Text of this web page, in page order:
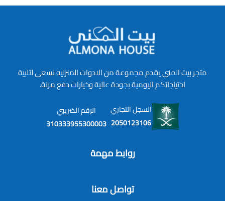
متجر بيت المنى يقدم مجموعة من الادوات المنزليه نسعى لتلبية
احتياجاتكم اليومية بجودة عالية وخيارات دفع مرنة.
السجل التجاري
2050123106
الرقم الضريبي
310333955300003
روابط مهمة
تواصل معنا